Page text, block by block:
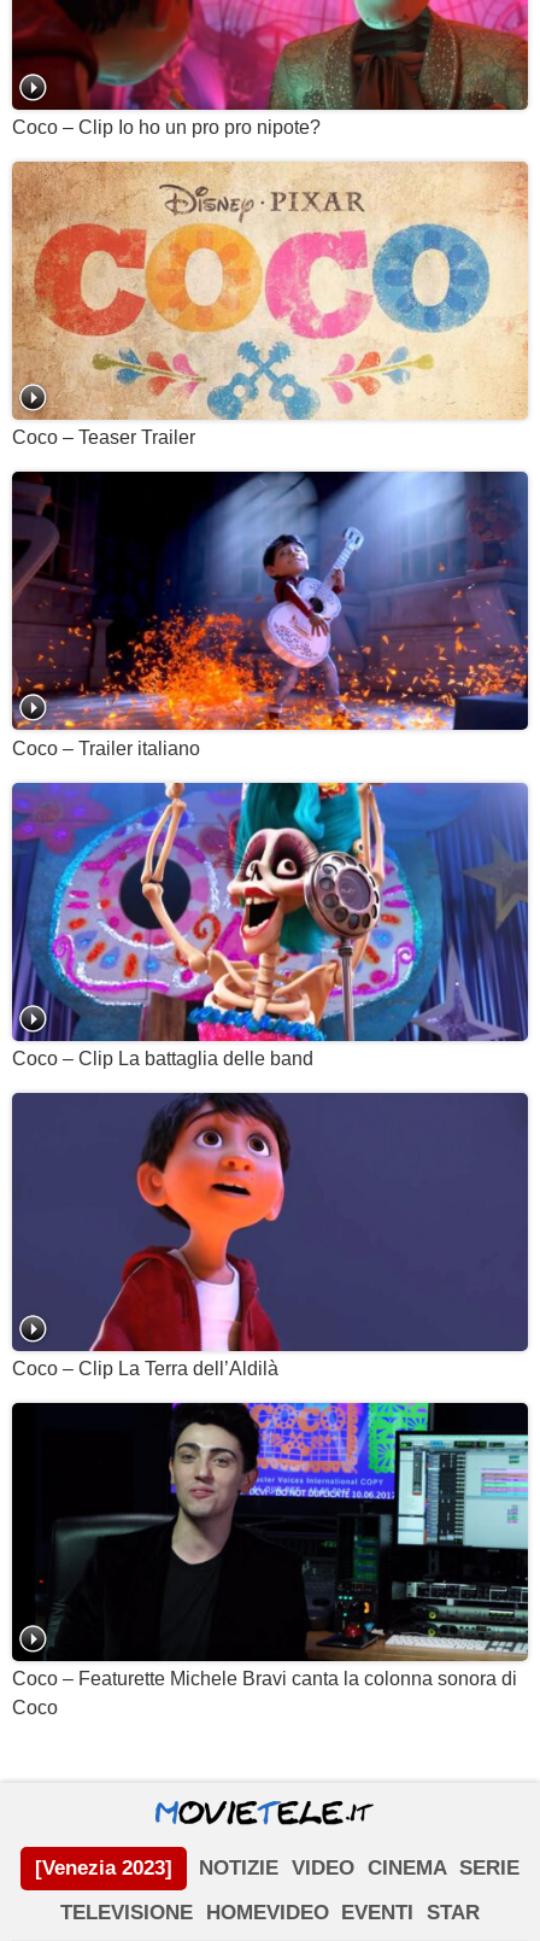
Coco – Clip Io ho un pro pro nipote?
Coco – Teaser Trailer
Coco – Trailer italiano
Coco – Clip La battaglia delle band
Coco – Clip La Terra dell’Aldilà
Coco – Featurette Michele Bravi canta la colonna sonora di
Coco
[Venezia 2023] NOTIZIE VIDEO CINEMA SERIE
TELEVISIONE
HOMEVIDEO EVENTI STAR